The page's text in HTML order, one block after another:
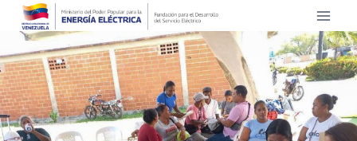
Saltar
contenido